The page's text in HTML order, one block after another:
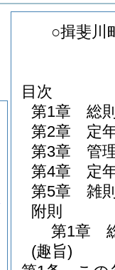
○揖斐川
目次
第1章
総
第2章
定
第3章
管
第4章
定
第5章
雑
附則
第1章
(趣旨)